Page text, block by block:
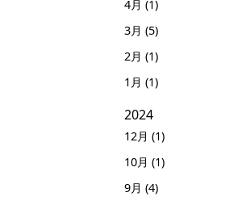
4月 (1)
3月 (5)
2月 (1)
1月 (1)
2024
12月 (1)
10月 (1)
9月 (4)